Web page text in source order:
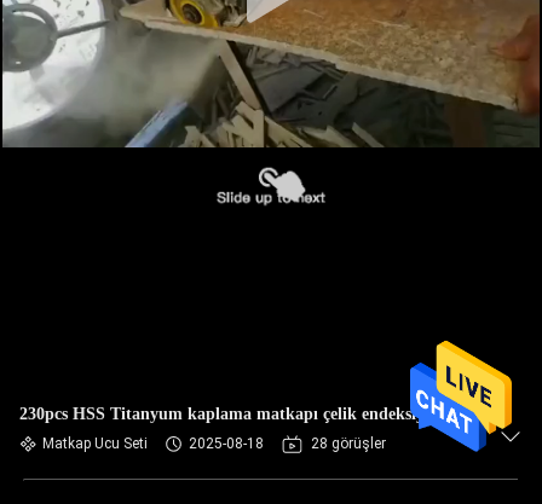
230pcs HSS Titanyum kaplama matkapı çelik endeksiyle
Matkap Ucu Seti 2025-08-18 28 görüşler